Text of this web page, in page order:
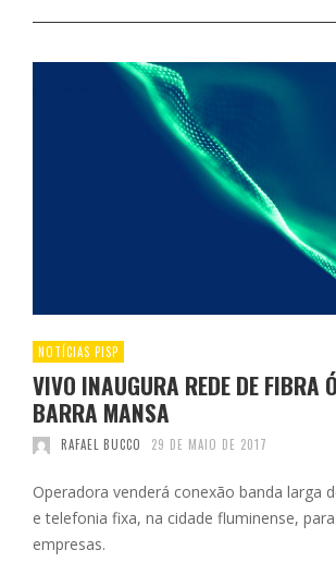
NOTÍCIAS PISP
VIVO INAUGURA REDE DE FIBRA
BARRA MANSA
RAFAEL BUCCO 29 DE MAIO DE 2017
Operadora venderá conexão banda larga
e telefonia fixa, na cidade fluminense,
empresas.